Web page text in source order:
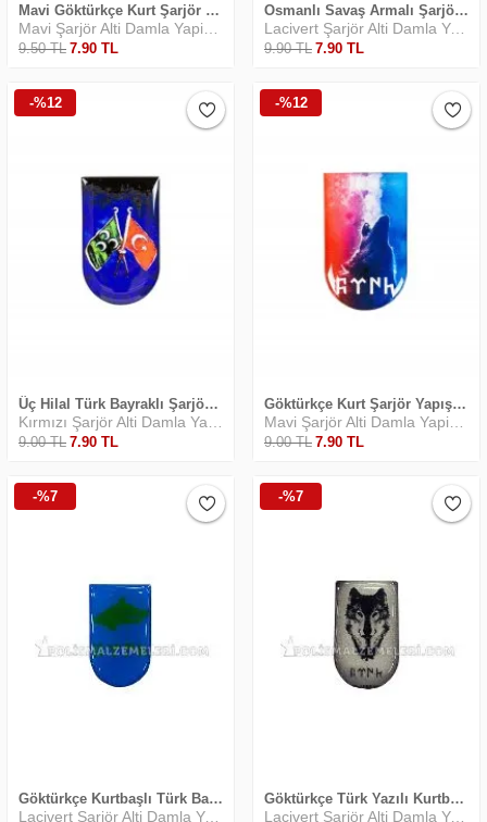
Mavi Göktürkçe Kurt Şarjör Yapıştırma
Mavi Şarjör Alti Damla Yapiştirma
9.50TL 7.90 TL
Osmanlı Savaş Armalı Şarjör Altı Arma Damla
Lacivert Şarjör Alti Damla Yapiştirma
9.90TL 7.90 TL
-%12
Üç Hilal Türk Bayraklı Şarjör Altı Yapıştırma
Kırmızı Şarjör Alti Damla Yapiştirma
9.00TL 7.90 TL
-%12
Göktürkçe Kurt Şarjör Yapıştırma
Mavi Şarjör Alti Damla Yapiştirma
9.00TL 7.90 TL
-%7
Göktürkçe Kurtbaşlı Türk Bayraklı Şarjör Altı Yapıştırma 2
Lacivert Şarjör Alti Damla Yapiştirma
-%7
Göktürkçe Türk Yazılı Kurtbaşlı Şarjör Altı Arma 3
Lacivert Şarjör Alti Damla Yapiştirma